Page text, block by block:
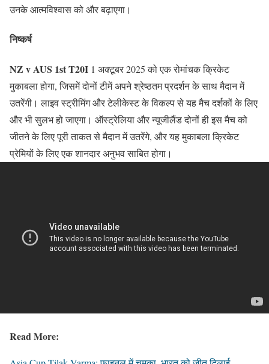
उनके आत्मविश्वास को और बढ़ाएगा।
निष्कर्ष
NZ v AUS 1st T20I 1 अक्टूबर 2025 को एक रोमांचक क्रिकेट
मुकाबला होगा, जिसमें दोनों टीमें अपने श्रेष्ठतम प्रदर्शन के साथ मैदान में
उतरेंगी। लाइव स्ट्रीमिंग और टेलीकेस्ट के विकल्प से यह मैच दर्शकों के लिए
और भी सुलभ हो जाएगा। ऑस्ट्रेलिया और न्यूजीलैंड दोनों ही इस मैच को
जीतने के लिए पूरी ताकत से मैदान में उतरेंगे, और यह मुकाबला क्रिकेट
प्रेमियों के लिए एक शानदार अनुभव साबित होगा।
Read More: